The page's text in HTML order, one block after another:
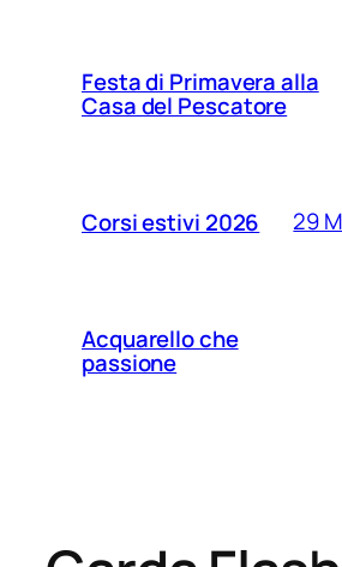
Festa di Primavera alla
Casa del Pescatore
Corsi estivi 2026 29
Acquarello che
passione